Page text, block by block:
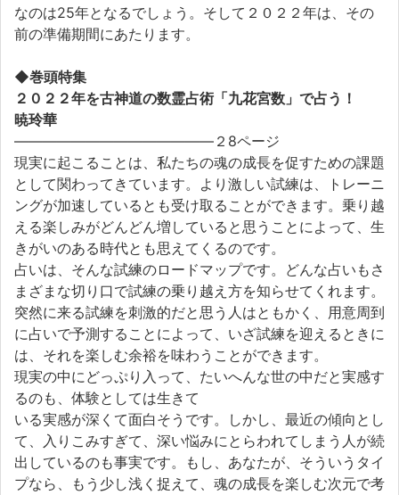
なのは25年となるでしょう。そして２０２２年は、その
前の準備期間にあたります。
◆巻頭特集
２０２２年を古神道の数霊占術「九花宮数」で占う！
暁玲華
――――――――――――――２8ページ
現実に起こることは、私たちの魂の成長を促すための課題
として関わってきています。より激しい試練は、トレーニ
ングが加速しているとも受け取ることができます。乗り越
える楽しみがどんどん増していると思うことによって、生
きがいのある時代とも思えてくるのです。
占いは、そんな試練のロードマップです。どんな占いもさ
まざまな切り口で試練の乗り越え方を知らせてくれます。
突然に来る試練を刺激的だと思う人はともかく、用意周到
に占いで予測することによって、いざ試練を迎えるときに
は、それを楽しむ余裕を味わうことができます。
現実の中にどっぷり入って、たいへんな世の中だと実感す
るのも、体験としては生きて
いる実感が深くて面白そうです。しかし、最近の傾向とし
て、入りこみすぎて、深い悩みにとらわれてしまう人が続
出しているのも事実です。もし、あなたが、そういうタイ
プなら、もう少し浅く捉えて、魂の成長を楽しむ次元で考